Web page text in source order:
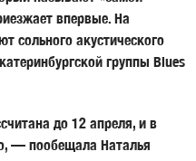
впервые. На
сольного акустического
группы Blues
до 12 апреля, и в
— пообещала Наталья